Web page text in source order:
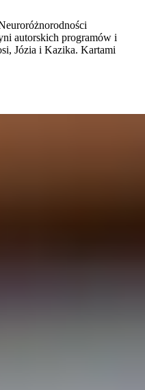
autorskich programów i
Józia i Kazika. Kartami